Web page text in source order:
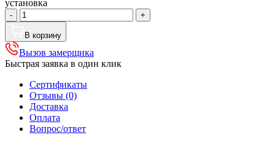
установка
-
Количество
товара
Со
на
напольном
профиле
+
В корзину
Вызов замерщика
Быстрая заявка в один клик
Сертификаты
Отзывы (0)
Доставка
Оплата
Вопрос/ответ